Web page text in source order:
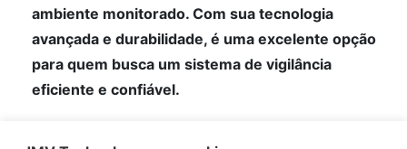
ambiente monitorado. Com sua tecnologia
avançada e durabilidade, é uma excelente opção
para quem busca um sistema de vigilância
eficiente e confiável.